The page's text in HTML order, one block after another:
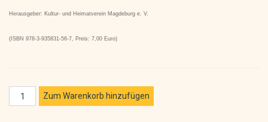
Herausgeber: Kultur- und Heimatverein Magdeburg e. V.
(ISBN 978-3-935831-56-7, Preis: 7,00 Euro)